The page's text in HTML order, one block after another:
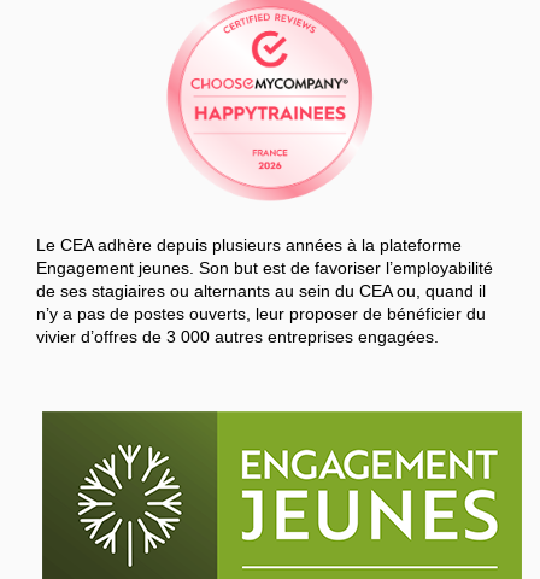
Le CEA adhère depuis plusieurs années à la plateforme
Engagement jeunes. Son but est de favoriser l’employabilité
de ses stagiaires ou alternants au sein du CEA ou, quand il
n’y a pas de postes ouverts, leur proposer de bénéficier du
vivier d’offres de 3 000 autres entreprises engagées.